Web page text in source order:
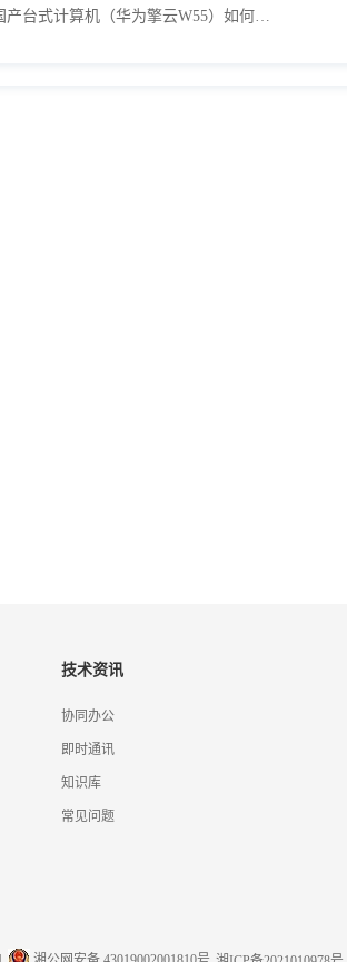
技术资讯
协同办公
即时通讯
知识库
常见问题